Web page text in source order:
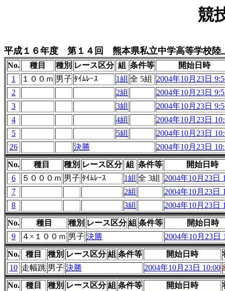
競
平成１６年度 第１４回 熊本県私立中学高等学校陸
No. 種目 種別 レース区分 組 条件等
開始日時
1
１００ｍ 男子 ﾀｲﾑﾚｰｽ 1組 全 5組
2004年10月23日
2
2組
2004年10月23日
3
3組
2004年10月23日
4
4組
2004年10月23日
5
5組
2004年10月23日
26
決勝 2004年10月23日
No. 種目 種別 レース区分 組 条件等
開始日時
6
５０００ｍ 男子 ﾀｲﾑﾚｰｽ 1組 全 3組
2004年10月23日
7
2組
2004年10月23日
8
3組 2004年10月23日
No. 種目 種別 レース区分 組 条件等
開始日時
9
４×１００ｍ 男子 決勝 2004年10月23日
No. 種目 種別 レース区分 組 条件等 開始日時
10 走幅跳 男子 決勝 2004年10月23日 10:00
No. 種目 種別 レース区分 組 条件等 開始日時